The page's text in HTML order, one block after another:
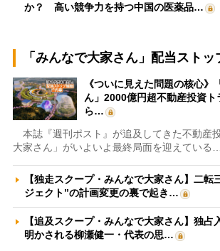
か？ 高い競争力を持つ中国の医薬品…
「みんなで大家さん」配当スト
《ついに見えた問題の核心》
ん」2000億円超不動産投資ト
ら…
本誌『週刊ポスト』が追及してきた不動産
大家さん」がいよいよ最終局面を迎えている…
【独走スクープ・みんなで大家さん】二転
ジェクト”の計画変更の裏で起き…
【追及スクープ・みんなで大家さん】独占
明かされる柳瀬健一・代表の思…